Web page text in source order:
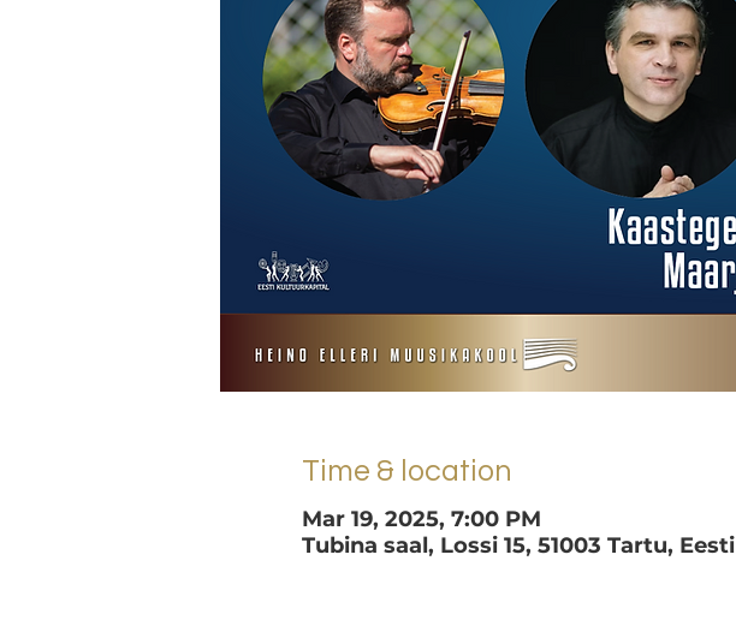
Time & location
Mar 19, 2025, 7:00 PM
Tubina saal, Lossi 15, 51003 Tartu, Eesti